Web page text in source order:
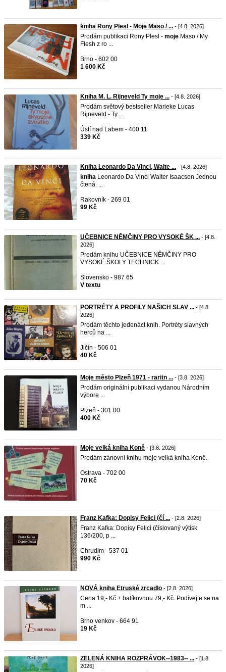
kniha Rony Plesl - Moje Maso / ... - [4.8. 2026]
Prodám publikaci Rony Plesl - moje Maso / My
Flesh z ro ...
Brno - 602 00
1 600 Kč
Kniha M. L. Rijneveld Ty moje ... - [4.8. 2026]
Prodám světový bestseller Marieke Lucas
Rijneveld - Ty ...
Ústí nad Labem - 400 11
339 Kč
Kniha Leonardo Da Vinci, Walte ... - [4.8. 2026]
kniha Leonardo Da Vinci Walter Isaacson Jednou
čtená. ...
Rakovník - 269 01
99 Kč
UČEBNICE NĚMČINY PRO VYSOKÉ ŠK ... - [4.8.
2026]
Predám knihu UČEBNICE NĚMČINY PRO
VYSOKÉ ŠKOLY TECHNICK ...
Slovensko - 987 65
V textu
PORTRÉTY A PROFILY NAŠICH SLAV ... - [4.8.
2026]
Prodám těchto jedenáct knih. Portréty slavných
herců na ...
Jičín - 506 01
40 Kč
Moje město Plzeň 1971 - raritn ... - [3.8. 2026]
Prodám originální publikaci vydanou Národním
výbore ...
Plzeň - 301 00
400 Kč
Moje velká kniha Koně - [3.8. 2026]
Prodám zánovní knihu moje velká kniha Koně.
Ostrava - 702 00
70 Kč
Franz Kafka: Dopisy Felici (čí ... - [2.8. 2026]
Franz Kafka: Dopisy Felici (číslovaný výtisk
136/200, p ...
Chrudim - 537 01
990 Kč
NOVÁ kniha Etruské zrcadlo - [2.8. 2026]
Cena 19,- Kč + balíkovnou 79,- Kč. Podívejte se na
m ...
Brno venkov - 664 91
19 Kč
ZELENÁ KNIHA ROZPRÁVOK--1983-- ... - [1.8.
2026]